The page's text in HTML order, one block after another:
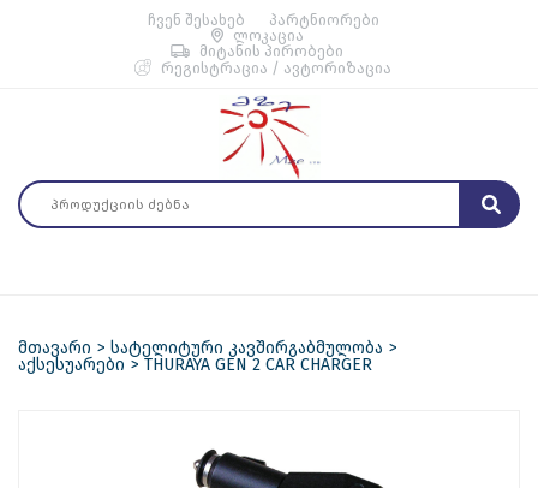
ჩვენ შესახებ
პარტნიორები
ლოკაცია
მიტანის პირობები
რეგისტრაცია / ავტორიზაცია
მთავარი
სატელიტური კავშირგაბმულობა
აქსესუარები
THURAYA GEN 2 CAR CHARGER